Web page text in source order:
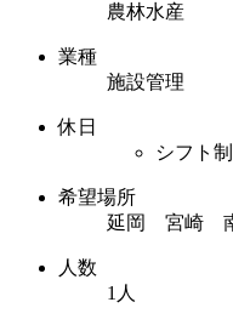
農林水産
業種
施設管理
休日
シフト制
希望場所
延岡 宮崎
人数
1人